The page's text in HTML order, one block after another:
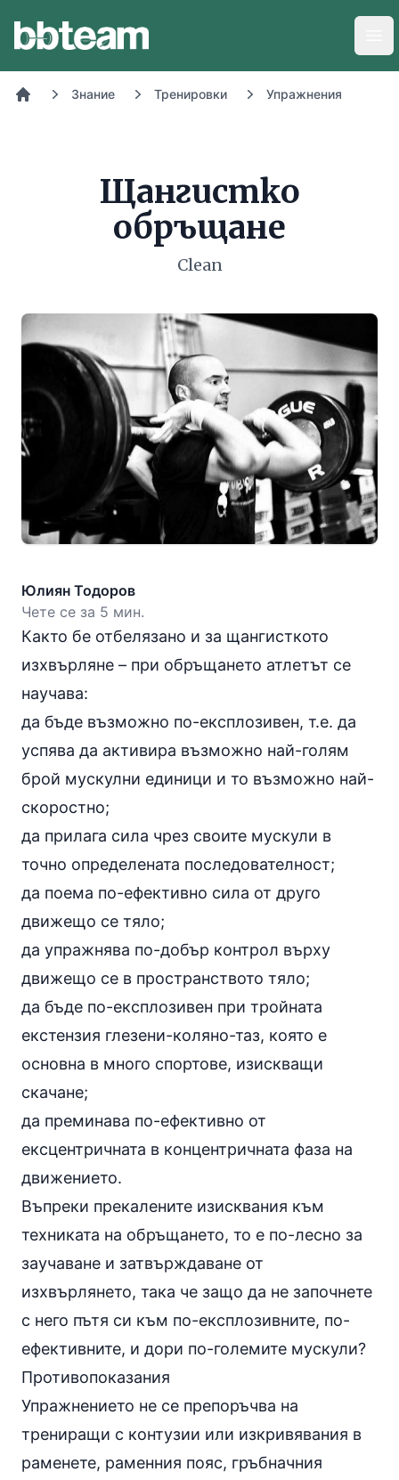
Знание Тренировки Упражнения
Щангистко
обръщане
Clean
Юлиян Тодоров
Чете се за 5 мин.
Както бе отбелязано и за щангисткото
изхвърляне – при обръщането атлетът се
научава:
да бъде възможно по-експлозивен, т.е. да
успява да активира възможно най-голям
брой мускулни единици и то възможно най-
скоростно;
да прилага сила чрез своите мускули в
точно определената последователност;
да поема по-ефективно сила от друго
движещо се тяло;
да упражнява по-добър контрол върху
движещо се в пространството тяло;
да бъде по-експлозивен при тройната
екстензия глезени-коляно-таз, която е
основна в много спортове, изискващи
скачане;
да преминава по-ефективно от
ексцентричната в концентричната фаза на
движението.
Въпреки прекалените изисквания към
техниката на обръщането, то е по-лесно за
заучаване и затвърждаване от
изхвърлянето, така че защо да не започнете
с него пътя си към по-експлозивните, по-
ефективните, и дори по-големите мускули?
Противопоказания
Упражнението не се препоръчва на
трениращи с контузии или изкривявания в
раменете, раменния пояс, гръбначния